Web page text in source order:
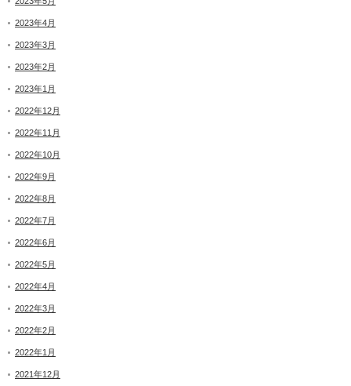
2023年4月
2023年3月
2023年2月
2023年1月
2022年12月
2022年11月
2022年10月
2022年9月
2022年8月
2022年7月
2022年6月
2022年5月
2022年4月
2022年3月
2022年2月
2022年1月
2021年12月